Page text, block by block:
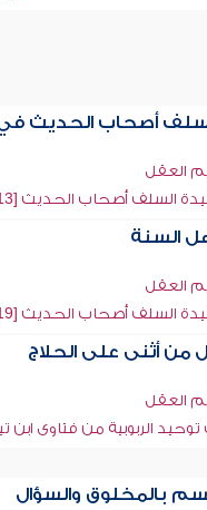
أصحاب الحديث
العقل
السلف أصحاب الحديث [13])
السنة
العقل
السلف أصحاب الحديث [19])
من أثنى على الحلاج
العقل
الربوبية من فتاوى ابن
بالمخلوق والسؤال